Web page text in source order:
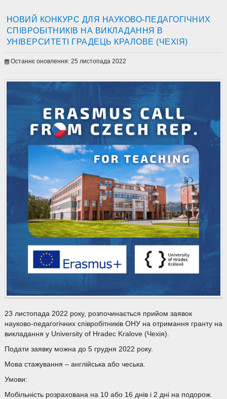
НОВИЙ КОНКУРС ДЛЯ НАУКОВО-ПЕДАГОГІЧНИХ
СПІВРОБІТНИКІВ НА ВИКЛАДАННЯ В
УНІВЕРСИТЕТІ ГРАДЕЦЬ КРАЛОВЕ (ЧЕХІЯ)
Останнє оновлення: 25 листопада 2022
23 листопада 2022 року, розпочинається прийом заявок
науково-педагогічних співробітників ОНУ на отримання гранту на
викладання у University of Hradec Kralove (Чехія).
Подати заявку можна до 5 грудня 2022 року.
Мова стажування – англійська або чеська.
Умови:
Мобільність розрахована на 10 або 16 днів і 2 дні на подорож.